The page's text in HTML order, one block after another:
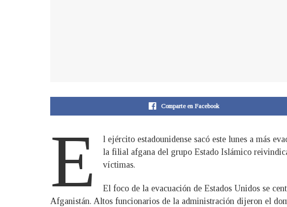
Comparte en Facebook
E
l ejército estadounidense sacó este lunes a más
la filial afgana del grupo Estado Islámico
víctimas.
El foco de la evacuación de Estados Unidos se
Afganistán. Altos funcionarios de la administración dijeron el